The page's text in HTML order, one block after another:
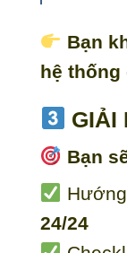
Bạn
hệ thống
GIẢI
Bạn
24/24